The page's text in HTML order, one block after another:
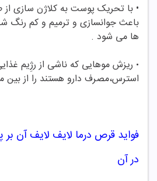
• با تحریک پوست به کلاژن سازی از
باعث جوانسازی و ترمیم و کم
ها می شود .
• ریزش موهایی که ناشی از رژِیم
استرس،مصرف دارو هستند را از بین
فواید قرص درما لایف لایف آن بر
در آن